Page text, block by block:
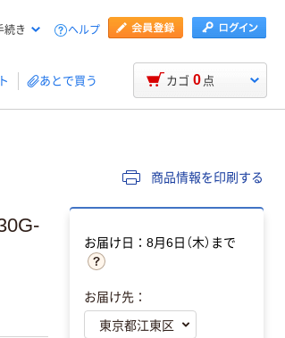
続き ヘルプ
あとで買う カゴ 0 点
商品情報を印刷する
お届け日：8月6日（木）まで
お届け先：